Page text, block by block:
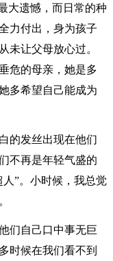
大遗憾，而日常的种
力付出，身为孩子
未让父母放心过。
危的母亲，她是多
多希望自己能成为
的发丝出现在他们
不再是年轻气盛的
”。小时候，我总觉
们自己口中事无巨
时候在我们看不到